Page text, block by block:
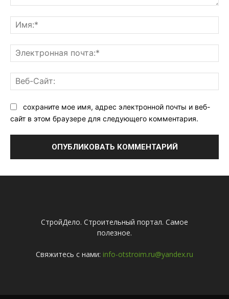
сохраните мое имя, адрес электронной почты и веб-
сайт в этом браузере для следующего комментария.
СтройДело. Строительный портал. Самое
полезное.
Свяжитесь с нами: info-otstroim.ru@yandex.ru